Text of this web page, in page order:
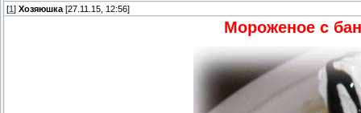
[1 ] Хозяюшка [27.11.15, 12:56]
Мороженое с